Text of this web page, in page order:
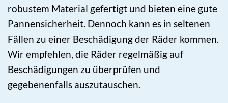
robustem Material gefertigt und bieten eine gute
Pannensicherheit. Dennoch kann es in seltenen
Fällen zu einer Beschädigung der Räder kommen.
Wir empfehlen, die Räder regelmäßig auf
Beschädigungen zu überprüfen und
gegebenenfalls auszutauschen.